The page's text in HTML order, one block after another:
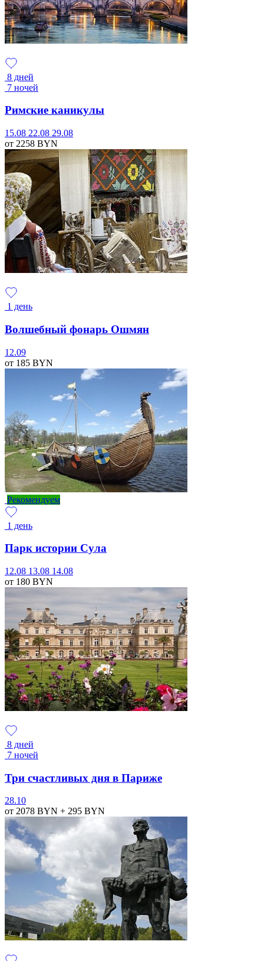
8 дней
7 ночей
Римские каникулы
15.08 22.08 29.08
от 2258 BYN
1 день
Волшебный фонарь Ошмян
12.09
от 185 BYN
Рекомендуем
1 день
Парк истории Сула
12.08 13.08 14.08
от 180 BYN
8 дней
7 ночей
Три счастливых дня в Париже
28.10
от 2078 BYN + 295 BYN